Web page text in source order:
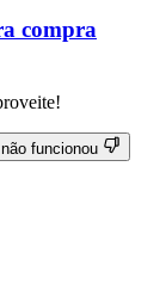
compra
funcionou